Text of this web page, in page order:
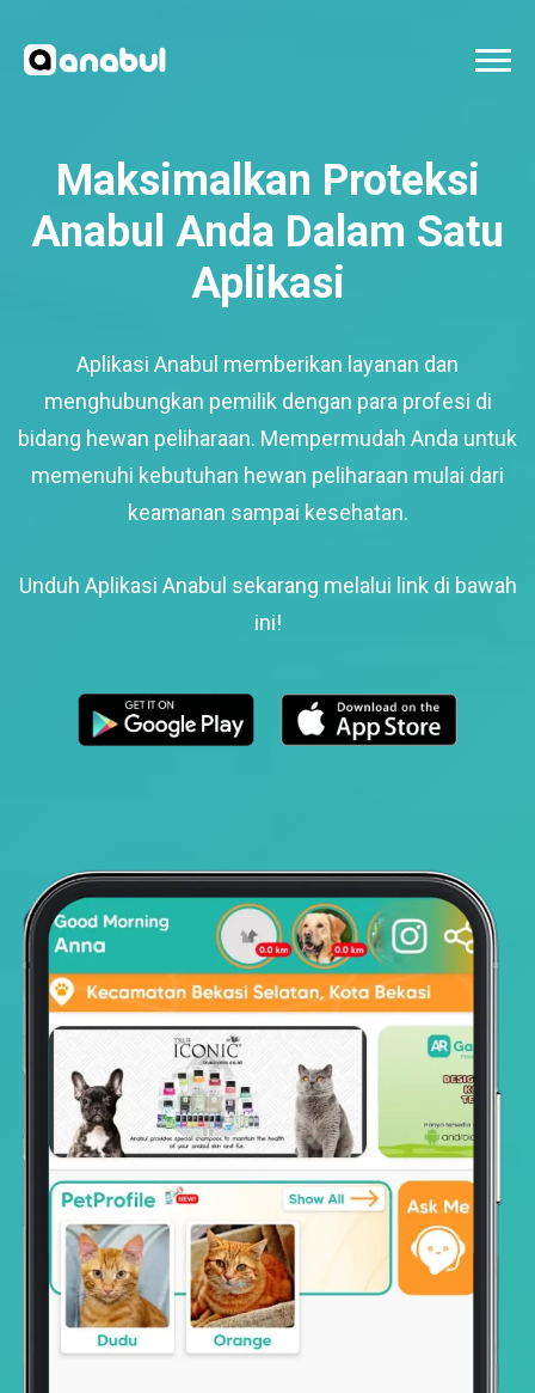
Maksimalkan Proteksi
Anabul Anda Dalam Satu
Aplikasi
Aplikasi Anabul memberikan layanan dan
menghubungkan pemilik dengan para profesi di
bidang hewan peliharaan. Mempermudah Anda untuk
memenuhi kebutuhan hewan peliharaan mulai dari
keamanan sampai kesehatan.
Unduh Aplikasi Anabul sekarang melalui link di bawah
ini!